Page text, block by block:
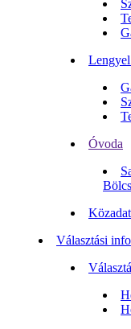
Óvoda
Választási